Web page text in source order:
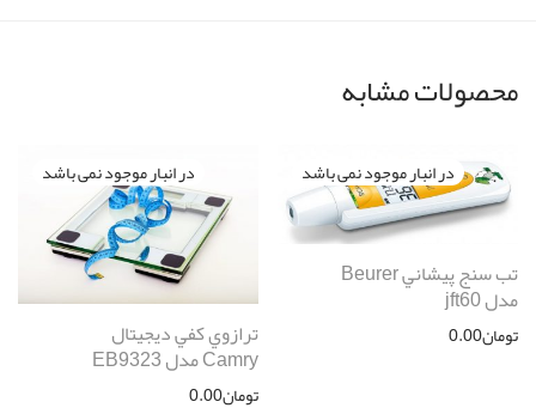
محصولات مشابه
تب سنج پيشاني Beurer
مدل jft60
تومان0.00 ترازوي كفي ديجيتال
Camry مدل EB9323
تومان0.00